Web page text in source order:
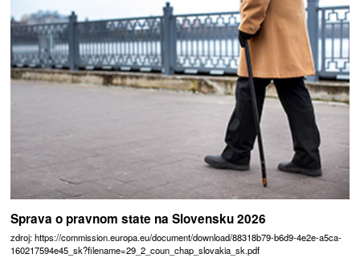
Sprava o pravnom state na Slovensku 2026
zdroj: https://commission.europa.eu/document/download/88318b79-b6d9-4e2e-a5ca-
160217594e45_sk?filename=29_2_coun_chap_slovakia_sk.pdf